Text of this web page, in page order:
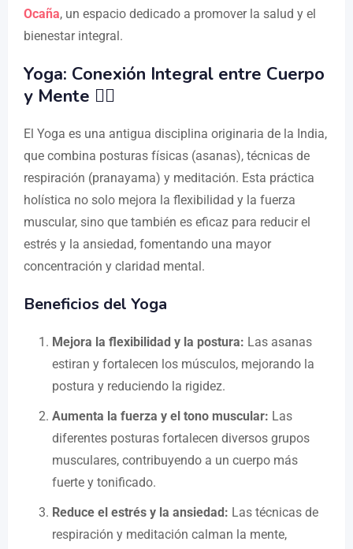
Ocaña, un espacio dedicado a promover la salud y el
bienestar integral.
Yoga: Conexión Integral entre Cuerpo
y Mente 🧘‍♀️
El Yoga es una antigua disciplina originaria de la India,
que combina posturas físicas (asanas), técnicas de
respiración (pranayama) y meditación. Esta práctica
holística no solo mejora la flexibilidad y la fuerza
muscular, sino que también es eficaz para reducir el
estrés y la ansiedad, fomentando una mayor
concentración y claridad mental.
Beneficios del Yoga
Mejora la flexibilidad y la postura: Las asanas
estiran y fortalecen los músculos, mejorando la
postura y reduciendo la rigidez.
Aumenta la fuerza y el tono muscular: Las
diferentes posturas fortalecen diversos grupos
musculares, contribuyendo a un cuerpo más
fuerte y tonificado.
Reduce el estrés y la ansiedad: Las técnicas de
respiración y meditación calman la mente,